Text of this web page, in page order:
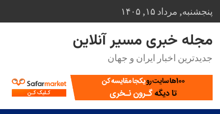
Skip
to
content
پنجشنبه, مرداد ۱۵, ۱۴۰۵
مجله خبری مسیر آنلاین
جدیدترین اخبار ایران و جهان